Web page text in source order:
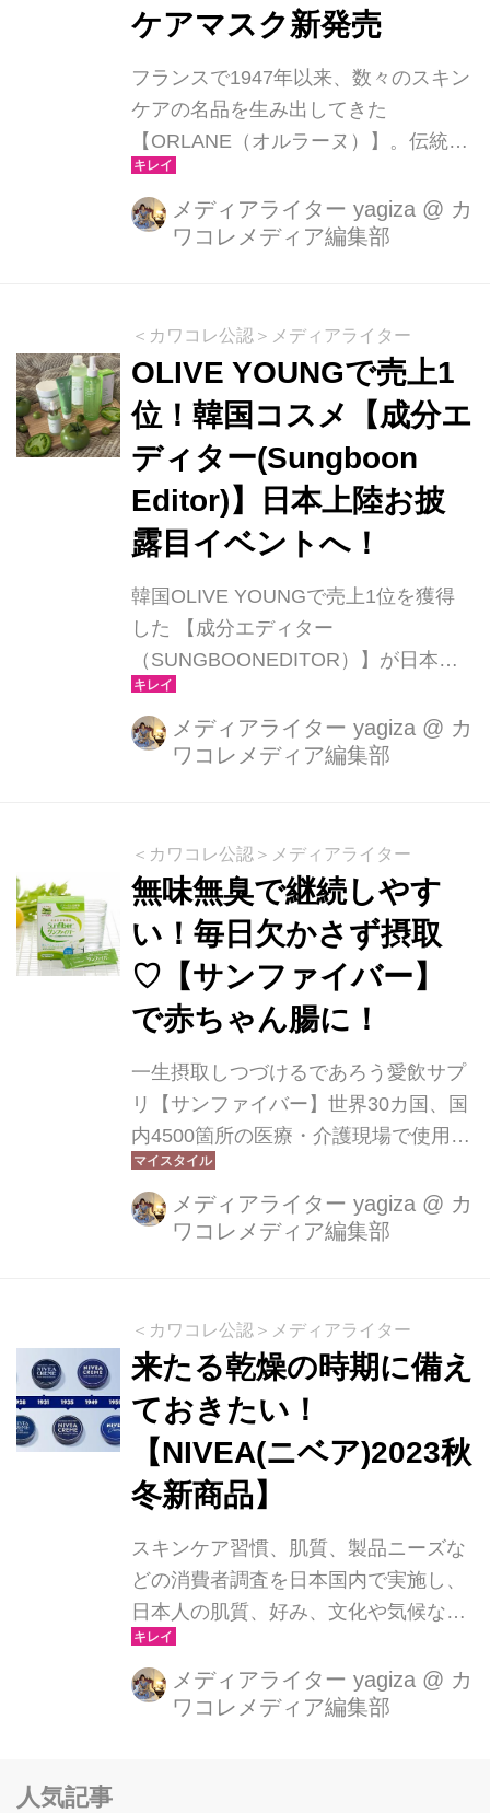
ケアマスク新発売
フランスで1947年以来、数々のスキン
ケアの名品を生み出してきた
【ORLANE（オルラーヌ）】。伝統と
革新、エレガンスとサイエンスが共存
する上質な使用感にこだわった高品質
なプロダクトは、若々しい印象の肌に
スリセットコンプレックス *³ といった
独自のエイジングケアのための複合成
分の開発にも至っています。飽くなき
探求と革新的発見によりもたらされる
のは、エイジングケアの新たなペー
ジ。またインステティテュートの独自
のメソッドの融合により、さらなる美
の真髄へと導きます。
メディアライター yagiza @ カ
ワコレメディア編集部
＜カワコレ公認＞メディアライター
OLIVE YOUNGで売上1
位！韓国コスメ【成分エ
ディター(Sungboon
Editor)】日本上陸お披
露目イベントへ！
韓国OLIVE YOUNGで売上1位を獲得
した 【成分エディター
（SUNGBOONEDITOR）】が日本に
初上陸し、お披露目イベントが青山に
あるホテルのスイートルームで開催さ
れました。 2022年韓国お客様感動ブ
ランドです。日本公式Qoo10でも11月
総合ランキング1位を獲得し、今一番
HOTなスキンケアブランドです。 韓国
で爆売れの毛穴アンプル！ 【成分エデ
ィター(Sungboon Editor)】1番人気の
商品が、韓国で特許を取得したグリー
ントマト成分配合の毛穴ケアに特化し
た《グリーントマトポアリフティング
アンプル》 ...
メディアライター yagiza @ カ
ワコレメディア編集部
＜カワコレ公認＞メディアライター
無味無臭で継続しやす
い！毎日欠かさず摂取
♡【サンファイバー】
で赤ちゃん腸に！
一生摂取しつづけるであろう愛飲サプ
リ【サンファイバー】世界30カ国、国
内4500箇所の医療・介護現場で使用さ
れている高発酵性の水溶性植物繊維
（プレバイオティクス）。腸管免疫を
高めることが全身の免疫力維持につな
メディアライター yagiza @ カ
ワコレメディア編集部
＜カワコレ公認＞メディアライター
来たる乾燥の時期に備え
ておきたい！
【NIVEA(ニベア)2023秋
冬新商品】
スキンケア習慣、肌質、製品ニーズな
どの消費者調査を日本国内で実施し、
日本人の肌質、好み、文化や気候など
様々な要素を考慮して製品開発を行っ
ているニベア花王研究室。ドイツのバ
イヤスドルフ社の技術と日本独自の調
メディアライター yagiza @ カ
ワコレメディア編集部
人気記事